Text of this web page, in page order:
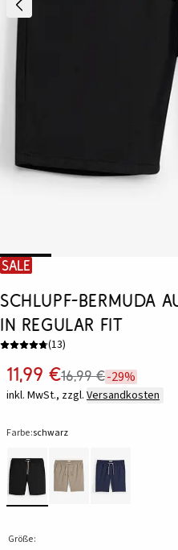
SALE
Schlupf-Bermuda
in Regular Fit
(13)
11,99 €16,99 €-29%
inkl. MwSt., zzgl. Versandkosten
Farbe:schwarz
Größe: